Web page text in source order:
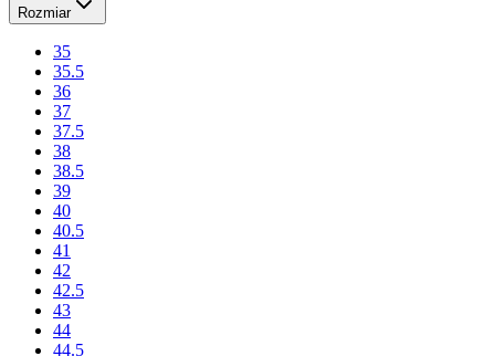
Rozmiar
35
35.5
36
37
37.5
38
38.5
39
40
40.5
41
42
42.5
43
44
44.5